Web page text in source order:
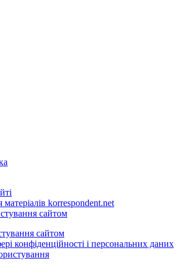
korrespondent.net
сайтом
сайтом
конфіденційності і персональних даних